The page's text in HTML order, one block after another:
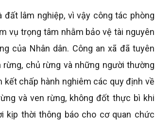
đất lâm nghiệp, vì vậy công tác phòng
vụ trọng tâm nhằm bảo vệ tài nguyên
của Nhân dân. Công an xã đã tuyên
chủ rừng và những người thường
chấp hành nghiêm các quy định về
và ven rừng, không đốt thực bì khi
kịp thời thông báo cho cơ quan chức